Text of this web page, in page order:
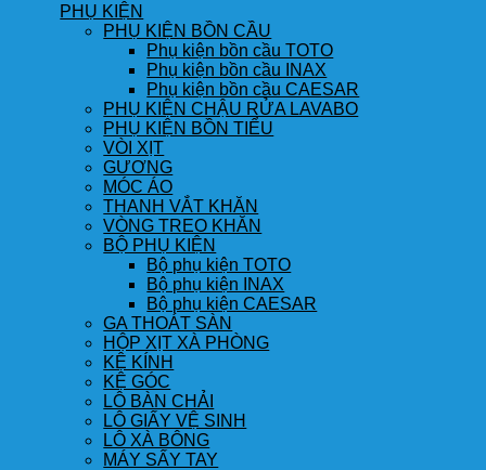
PHỤ KIỆN
PHỤ KIỆN BỒN CẦU
Phụ kiện bồn cầu TOTO
Phụ kiện bồn cầu INAX
Phụ kiện bồn cầu CAESAR
PHỤ KIỆN CHẬU RỬA LAVABO
PHỤ KIỆN BỒN TIỂU
VÒI XỊT
GƯƠNG
MÓC ÁO
THANH VẮT KHĂN
VÒNG TREO KHĂN
BỘ PHỤ KIỆN
Bộ phụ kiện TOTO
Bộ phụ kiện INAX
Bộ phụ kiện CAESAR
GA THOÁT SÀN
HỘP XỊT XÀ PHÒNG
KỆ KÍNH
KỆ GÓC
LÔ BÀN CHẢI
LÔ GIẤY VỆ SINH
LÔ XÀ BÔNG
MÁY SẤY TAY